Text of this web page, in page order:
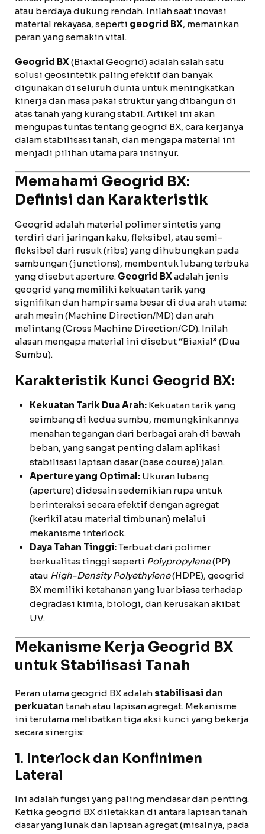
atau berdaya dukung rendah. Inilah saat inovasi
material rekayasa, seperti geogrid BX, memainkan
peran yang semakin vital.
Geogrid BX(Biaxial Geogrid) adalah salah satu
solusi geosintetik paling efektif dan banyak
digunakan di seluruh dunia untuk meningkatkan
kinerja dan masa pakai struktur yang dibangun di
atas tanah yang kurang stabil. Artikel ini akan
mengupas tuntas tentang geogrid BX, cara kerjanya
dalam stabilisasi tanah, dan mengapa material ini
menjadi pilihan utama para insinyur.
Memahami Geogrid BX:
Definisi dan Karakteristik
Geogrid adalah material polimer sintetis yang
terdiri dari jaringan kaku, fleksibel, atau semi-
fleksibel dari rusuk (ribs) yang dihubungkan pada
sambungan (junctions), membentuk lubang terbuka
yang disebut aperture. Geogrid BXadalah jenis
geogrid yang memiliki kekuatan tarik yang
signifikan dan hampir sama besar di dua arah utama:
arah mesin (Machine Direction/MD) dan arah
melintang (Cross Machine Direction/CD). Inilah
alasan mengapa material ini disebut “Biaxial” (Dua
Sumbu).
Karakteristik Kunci Geogrid BX:
Kekuatan Tarik Dua Arah: Kekuatan tarik yang
seimbang di kedua sumbu, memungkinkannya
menahan tegangan dari berbagai arah di bawah
beban, yang sangat penting dalam aplikasi
stabilisasi lapisan dasar (base course) jalan.
Aperture yang Optimal: Ukuran lubang
(aperture) didesain sedemikian rupa untuk
berinteraksi secara efektif dengan agregat
(kerikil atau material timbunan) melalui
mekanisme interlock.
Daya Tahan Tinggi:Terbuat dari polimer
berkualitas tinggi seperti Polypropylene(PP)
atau High-Density Polyethylene(HDPE), geogrid
BX memiliki ketahanan yang luar biasa terhadap
degradasi kimia, biologi, dan kerusakan akibat
UV.
Mekanisme Kerja Geogrid BX
untuk Stabilisasi Tanah
Peran utama geogrid BX adalah stabilisasi dan
perkuatan tanah atau lapisan agregat. Mekanisme
ini terutama melibatkan tiga aksi kunci yang bekerja
secara sinergis:
1. Interlock dan Konfinimen
Lateral
Ini adalah fungsi yang paling mendasar dan penting.
Ketika geogrid BX diletakkan di antara lapisan tanah
dasar yang lunak dan lapisan agregat (misalnya, pada